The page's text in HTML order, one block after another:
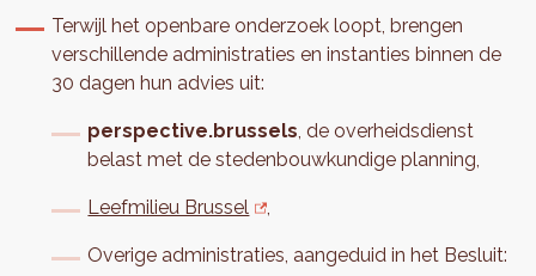
Terwijl het openbare onderzoek loopt, brengen
verschillende administraties en instanties binnen de
30 dagen hun advies uit:
perspective.brussels , de overheidsdienst
belast met de stedenbouwkundige planning,
Leefmilieu Brussel
Overige administraties, aangeduid in het Besluit: